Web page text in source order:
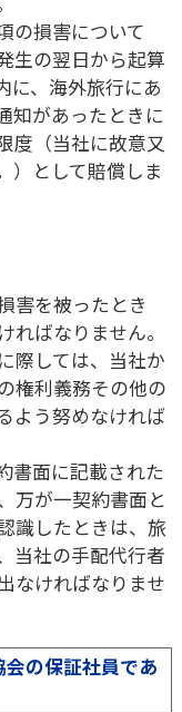
の損害について
生の翌日から起算
に、海外旅行にあ
知があったときに
度（当社に故意又
）として賠償しま
害を被ったとき
ばなりません。
際しては、当社か
権利義務その他の
よう努めなければ
書面に記載された
万が一契約書面と
識したときは、旅
当社の手配代行者
なければなりませ
の保証社員であ